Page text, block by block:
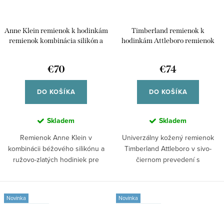
Anne Klein remienok k hodinkám
remienok kombinácia silikón a
€70
DO KOŠÍKA
Skladem
Remienok Anne Klein v
kombinácii béžového silikónu a
ružovo-zlatých hodiniek pre
Timberland remienok k
hodinkám Attleboro remienok
hodinky TDOUS0001812 42/44
€74
DO KOŠÍKA
Skladem
Univerzálny kožený remienok
Timberland Attleboro v sivo-
čiernom prevedení s
Novinka
Novinka